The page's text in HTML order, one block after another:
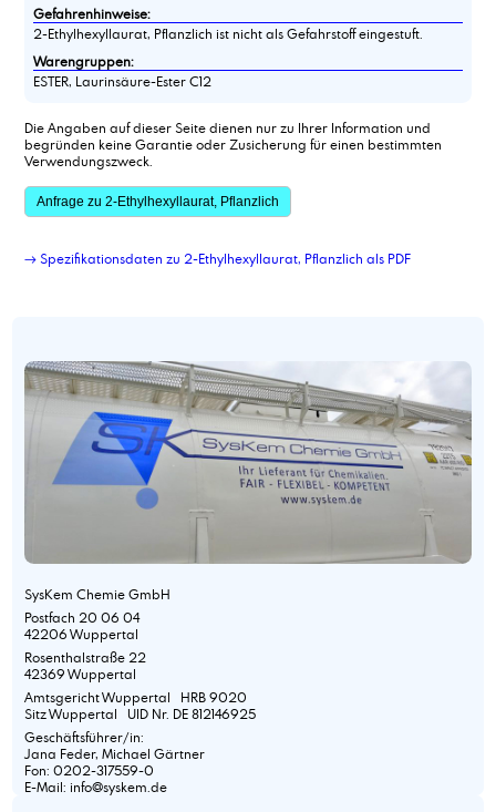
Gefahrenhinweise:
2-Ethylhexyllaurat, Pflanzlich ist nicht als Gefahrstoff eingestuft.
Warengruppen:
ESTER, Laurinsäure-Ester C12
Die Angaben auf dieser Seite dienen nur zu Ihrer Information und
begründen keine Garantie oder Zusicherung für einen bestimmten
Verwendungszweck.
Anfrage zu 2-Ethylhexyllaurat, Pflanzlich
→ Spezifikationsdaten zu 2-Ethylhexyllaurat, Pflanzlich als PDF
SysKem Chemie GmbH
Postfach 20 06 04
42206 Wuppertal
Rosenthalstraße 22
42369 Wuppertal
Amtsgericht Wuppertal HRB 9020
Sitz Wuppertal UID Nr. DE 812146925
Geschäftsführer/in:
Jana Feder, Michael Gärtner
Fon: 0202-317559-0
E-Mail: info@syskem.de